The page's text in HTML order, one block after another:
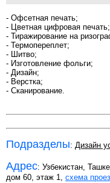
- Офсетная печать;
- Цветная цифровая печать;
- Тиражирование на
- Термопереплет;
- Шитво;
- Изготовление фольги;
- Дизайн;
- Верстка;
- Сканирование.
Подразделы: Дизайн
Адрес: Узбекистан,
дом 60, этаж 1, схема